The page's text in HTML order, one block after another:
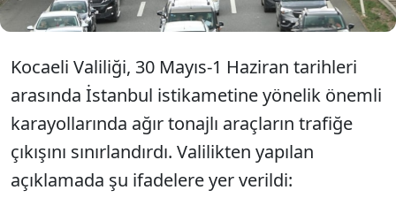
Kocaeli Valiliği, 30 Mayıs-1 Haziran tarihleri
arasında İstanbul istikametine yönelik önemli
karayollarında ağır tonajlı araçların trafiğe
çıkışını sınırlandırdı. Valilikten yapılan
açıklamada şu ifadelere yer verildi: